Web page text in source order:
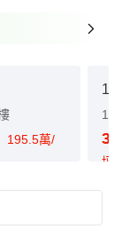
195.5萬/
坪